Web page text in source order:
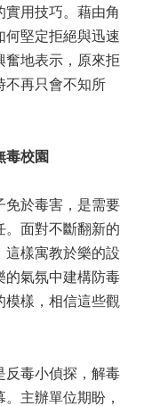
實用技巧。藉由角
何堅定拒絕與迅速
奮地表示，原來拒
不再只會不知所
毒校園
免於毒害，是需要
。面對不斷翻新的
這樣寓教於樂的設
的氣氛中建構防毒
模樣，相信這些觀
反毒小偵探，解毒
主辦單位期盼，